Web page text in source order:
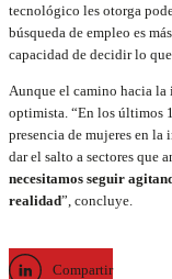
tecnológico les otorga
búsqueda de empleo es
capacidad de decidir lo
Aunque el camino hacia la
optimista. “En los últimos
presencia de mujeres en la
dar el salto a sectores que
necesitamos seguir
realidad”, concluye.
Compartir